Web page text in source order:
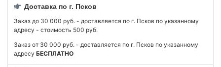
Доставка по г. Псков
Заказ до 30 000 руб. - доставляется по г. Псков по указанному
адресу - стоимость 500 руб.
Заказ от 30 000 руб. - доставляется по г. Псков по указанному
адресу БЕСПЛАТНО